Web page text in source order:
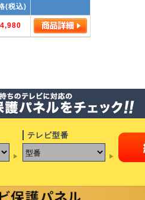
(税込)
テレビ型番